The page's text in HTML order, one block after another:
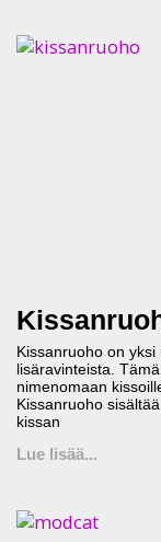
Kissanruoho on
lisäravinteista.
nimenomaan
Kissanruoho
kissan
Lue lisää...